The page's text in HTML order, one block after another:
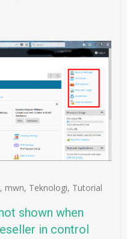
, mwn, Teknologi, Tutorial
shown when
in control